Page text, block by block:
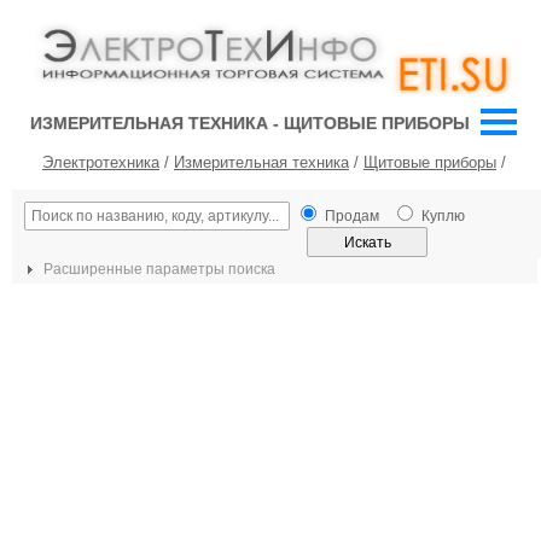
ИЗМЕРИТЕЛЬНАЯ ТЕХНИКА - ЩИТОВЫЕ ПРИБОРЫ
Электротехника/ Измерительная техника/ Щитовые приборы /
Продам Куплю
Расширенные параметры поиска